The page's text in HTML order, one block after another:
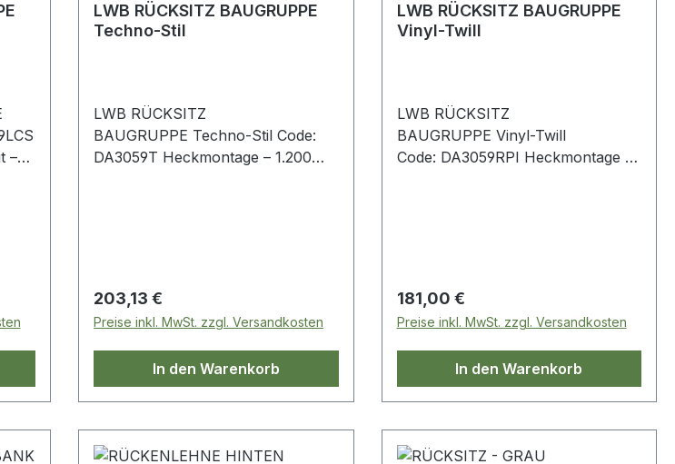
–
LWB RÜCKSITZ BAUGRUPPE
Techno-Stil
LWB RÜCKSITZ
BAUGRUPPE Techno-Stil Code:
DA3059T Heckmontage – 1.200
Regulärer Preis:
203,13 €
Preise inkl. MwSt. zzgl. Versandkosten
In den Warenkorb
LWB RÜCKSITZ BAUGRUPPE
Vinyl-Twill
LWB RÜCKSITZ
BAUGRUPPE Vinyl-Twill
Code: DA3059RPI Heckmontage –
Regulärer Preis:
181,00 €
Preise inkl. MwSt. zzgl. Versandkosten
In den Warenkorb